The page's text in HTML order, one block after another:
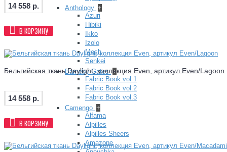
Anthology +
Azuri
Hibiki
Ikko
Izolo
Mesh
Senkei
Barneby Gates +
Fabric Book vol.1
Fabric Book vol.2
Fabric Book vol.3
Camengo +
Alfama
Alpilles
Alpilles Sheers
Amazone
14 558 р.
В КОРЗИНУ
Бельгийская ткань Daylight, коллекция Even, артикул Even/Lagoon
14 558 р.
В КОРЗИНУ